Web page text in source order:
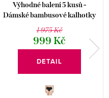
Výhodné balení 5 kusů -
Dámské bambusové kalhotky
klasik GBTW-3101
1 975 Kč
999 Kč
DETAIL